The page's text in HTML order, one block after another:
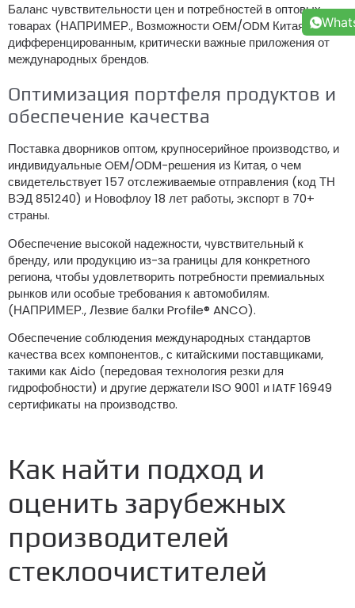
Баланс чувствительности цен и потребностей в оптовых
товарах (НАПРИМЕР., Возможности OEM/ODM Китая) с
дифференцированным, критически важные приложения от
международных брендов.
Оптимизация портфеля продуктов и
обеспечение качества
Поставка дворников оптом, крупносерийное производство, и
индивидуальные OEM/ODM-решения из Китая, о чем
свидетельствует 157 отслеживаемые отправления (код ТН
ВЭД 851240) и Новофлоу 18 лет работы, экспорт в 70+
страны.
Обеспечение высокой надежности, чувствительный к
бренду, или продукцию из-за границы для конкретного
региона, чтобы удовлетворить потребности премиальных
рынков или особые требования к автомобилям.
(НАПРИМЕР., Лезвие балки Profile® ANCO).
Обеспечение соблюдения международных стандартов
качества всех компонентов., с китайскими поставщиками,
такими как Aido (передовая технология резки для
гидрофобности) и другие держатели ISO 9001 и IATF 16949
сертификаты на производство.
Как найти подход и
оценить зарубежных
производителей
стеклоочистителей